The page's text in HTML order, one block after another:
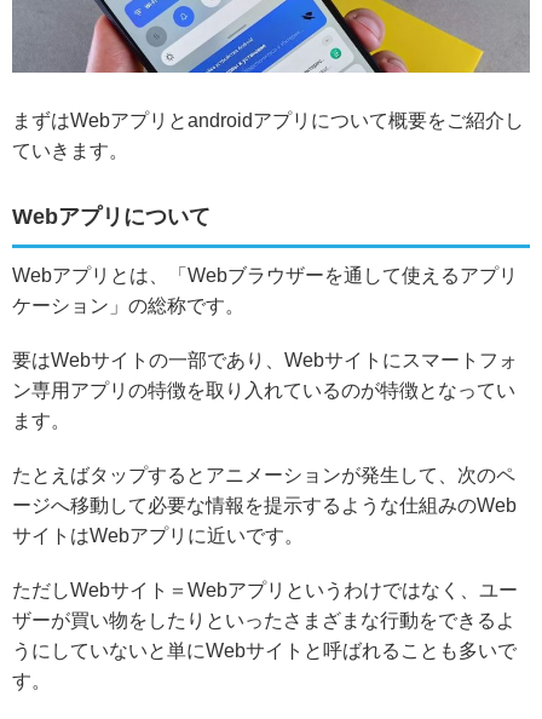
まずはWebアプリとandroidアプリについて概要をご紹介し
ていきます。
Webアプリについて
Webアプリとは、「Webブラウザーを通して使えるアプリ
ケーション」の総称です。
要はWebサイトの一部であり、Webサイトにスマートフォ
ン専用アプリの特徴を取り入れているのが特徴となってい
ます。
たとえばタップするとアニメーションが発生して、次のペ
ージへ移動して必要な情報を提示するような仕組みのWeb
サイトはWebアプリに近いです。
ただしWebサイト＝Webアプリというわけではなく、ユー
ザーが買い物をしたりといったさまざまな行動をできるよ
うにしていないと単にWebサイトと呼ばれることも多いで
す。